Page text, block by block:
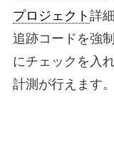
プロジェクト 詳
追跡コードを強
にチェックを入
計測が行えます。